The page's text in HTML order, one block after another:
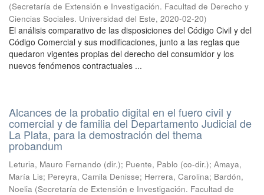
(Secretaría de Extensión e Investigación. Facultad de Derecho y
Ciencias Sociales. Universidad del Este, 2020-02-20)
El análisis comparativo de las disposiciones del Código Civil y del
Código Comercial y sus modificaciones, junto a las reglas que
quedaron vigentes propias del derecho del consumidor y los
nuevos fenómenos contractuales ...
Alcances de la probatio digital en el fuero civil y
comercial y de familia del Departamento Judicial de
La Plata, para la demostración del thema
probandum
Leturia, Mauro Fernando (dir.); Puente, Pablo (co-dir.); Amaya,
María Lis; Pereyra, Camila Denisse; Herrera, Carolina; Bardón,
Noelia (Secretaría de Extensión e Investigación. Facultad de